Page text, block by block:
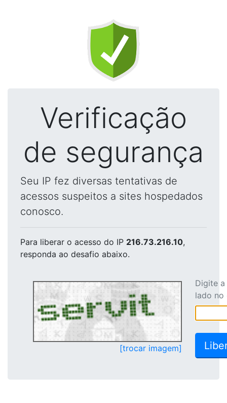
Verificação
de segurança
Seu IP fez diversas tentativas de
acessos suspeitos a sites hospedados
conosco.
Para liberar o acesso do IP 216.73.216.10,
responda ao desafio abaixo.
[trocar imagem]
Digite
lado no